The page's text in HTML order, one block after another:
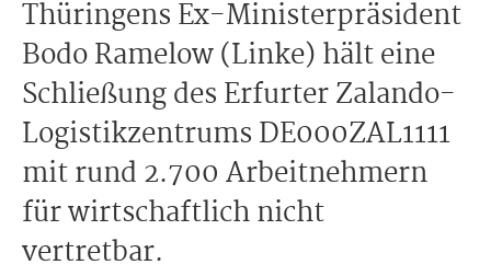
Thüringens Ex-Ministerpräsident
Bodo Ramelow (Linke) hält eine
Schließung des Erfurter Zalando-
Logistikzentrums DE000ZAL1111
mit rund 2.700 Arbeitnehmern
für wirtschaftlich nicht
vertretbar.